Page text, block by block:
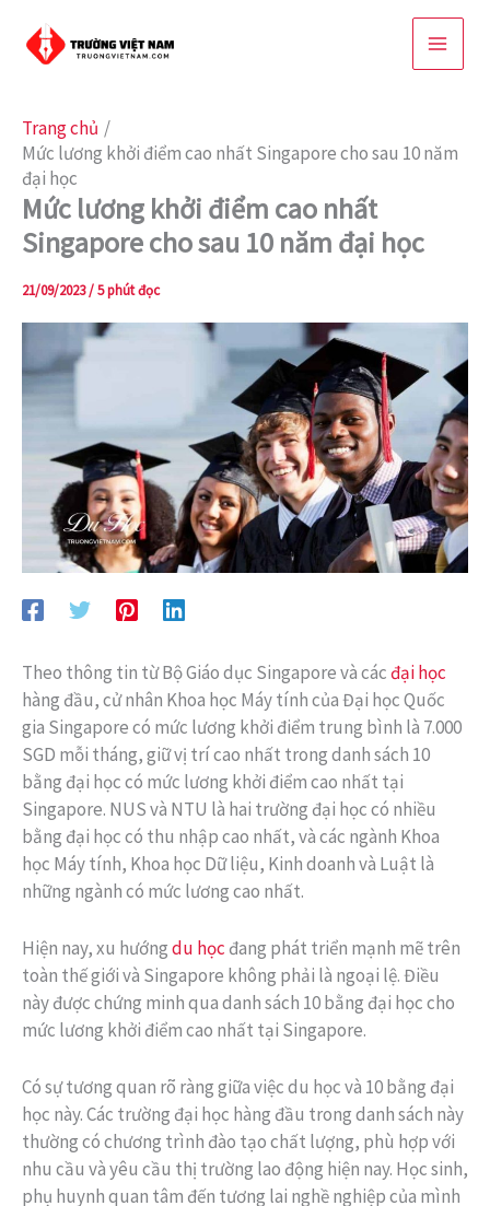
Trang chủ
Mức lương khởi điểm cao nhất Singapore cho sau 10 năm
đại học
Mức lương khởi điểm cao nhất
Singapore cho sau 10 năm đại học
21/09/2023/5 phút đọc
Theo thông tin từ Bộ Giáo dục Singapore và cácđại học
hàng đầu, cử nhân Khoa học Máy tính của Đại học Quốc
gia Singapore có mức lương khởi điểm trung bình là 7.000
SGD mỗi tháng, giữ vị trí cao nhất trong danh sách 10
bằng đại học có mức lương khởi điểm cao nhất tại
Singapore. NUS và NTU là hai trường đại học có nhiều
bằng đại học có thu nhập cao nhất, và các ngành Khoa
học Máy tính, Khoa học Dữ liệu, Kinh doanh và Luật là
những ngành có mức lương cao nhất.
Hiện nay, xu hướngdu học đang phát triển mạnh mẽ trên
toàn thế giới và Singapore không phải là ngoại lệ. Điều
này được chứng minh qua danh sách 10 bằng đại học cho
mức lương khởi điểm cao nhất tại Singapore.
Có sự tương quan rõ ràng giữa việc du học và 10 bằng đại
học này. Các trường đại học hàng đầu trong danh sách này
thường có chương trình đào tạo chất lượng, phù hợp với
nhu cầu và yêu cầu thị trường lao động hiện nay. Học sinh,
phụ huynh quan tâm đến tương lai nghề nghiệp của mình